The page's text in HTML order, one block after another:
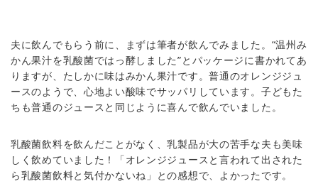
夫に飲んでもらう前に、まずは筆者が飲んでみました。“温州み
かん果汁を乳酸菌ではっ酵しました”とパッケージに書かれてあ
りますが、たしかに味はみかん果汁です。普通のオレンジジュ
ースのようで、心地よい酸味でサッパリしています。子どもた
ちも普通のジュースと同じように喜んで飲んでいました。
乳酸菌飲料を飲んだことがなく、乳製品が大の苦手な夫も美味
しく飲めていました！「オレンジジュースと言われて出された
ら乳酸菌飲料と気付かないね」との感想で、よかったです。